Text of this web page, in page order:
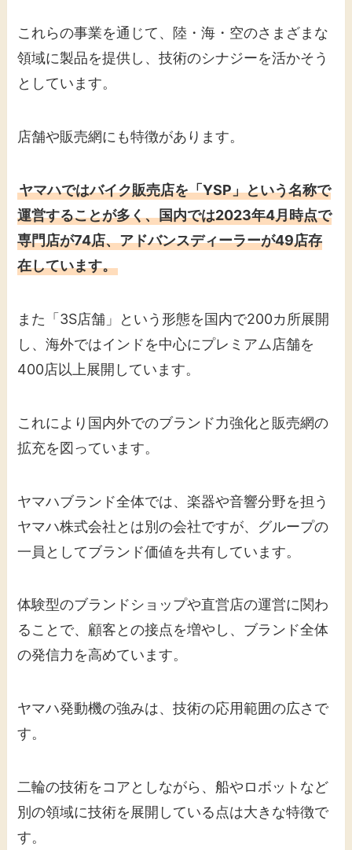
これらの事業を通じて、陸・海・空のさまざまな
領域に製品を提供し、技術のシナジーを活かそう
としています。
店舗や販売網にも特徴があります。
ヤマハではバイク販売店を「YSP」という名称で
運営することが多く、国内では2023年4月時点で
専門店が74店、アドバンスディーラーが49店存
在しています。
また「3S店舗」という形態を国内で200カ所展開
し、海外ではインドを中心にプレミアム店舗を
400店以上展開しています。
これにより国内外でのブランド力強化と販売網の
拡充を図っています。
ヤマハブランド全体では、楽器や音響分野を担う
ヤマハ株式会社とは別の会社ですが、グループの
一員としてブランド価値を共有しています。
体験型のブランドショップや直営店の運営に関わ
ることで、顧客との接点を増やし、ブランド全体
の発信力を高めています。
ヤマハ発動機の強みは、技術の応用範囲の広さで
す。
二輪の技術をコアとしながら、船やロボットなど
別の領域に技術を展開している点は大きな特徴で
す。